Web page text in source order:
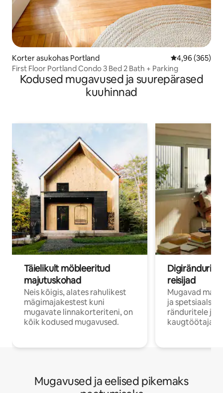
Korter asukohas Portland Keskmine
4,96 (365)
First Floor Portland Condo 3 Bed 2 Bath + Parking
Kodused mugavused ja suurepärased
kuuhinnad
Täielikult möbleeritud
majutuskohad
Neis kõigis, alates rahulikest
mägimajakestest kuni
mugavate linnakorteriteni, on
kõik kodused mugavused.
Digirändurid
reisijad
Mugavad
ja spetsiaalse
ränduritele ja
Mugavused ja eelised pikemaks